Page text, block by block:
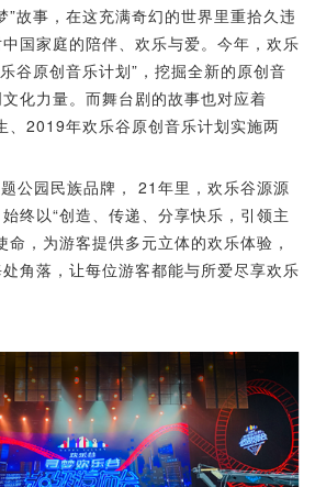
”故事，在这充满奇幻的世界里重拾久违
国家庭的陪伴、欢乐与爱。今年，欢乐
谷原创音乐计划”，挖掘全新的原创音
化力量。而舞台剧的故事也对应着
、2019年欢乐谷原创音乐计划实施两
公园民族品牌， 21年里，欢乐谷源源
终以“创造、传递、分享快乐，引领主
命，为游客提供多元立体的欢乐体验，
角落，让每位游客都能与所爱尽享欢乐